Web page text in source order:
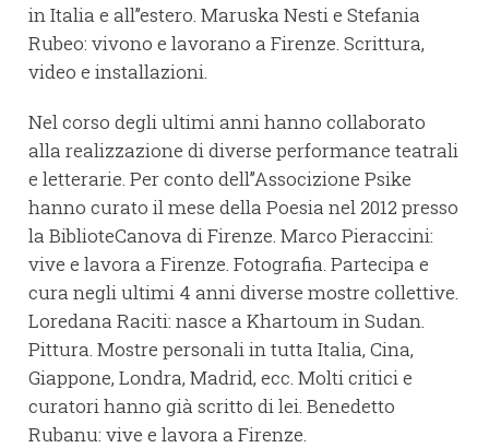
in Italia e all’’estero. Maruska Nesti e Stefania
Rubeo: vivono e lavorano a Firenze. Scrittura,
video e installazioni.
Nel corso degli ultimi anni hanno collaborato
alla realizzazione di diverse performance teatrali
e letterarie. Per conto dell’’Associzione Psike
hanno curato il mese della Poesia nel 2012 presso
la BiblioteCanova di Firenze. Marco Pieraccini:
vive e lavora a Firenze. Fotografia. Partecipa e
cura negli ultimi 4 anni diverse mostre collettive.
Loredana Raciti: nasce a Khartoum in Sudan.
Pittura. Mostre personali in tutta Italia, Cina,
Giappone, Londra, Madrid, ecc. Molti critici e
curatori hanno già scritto di lei. Benedetto
Rubanu: vive e lavora a Firenze.